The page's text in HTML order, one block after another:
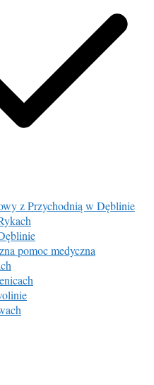
z Przychodnią w Dęblinie
pomoc medyczna